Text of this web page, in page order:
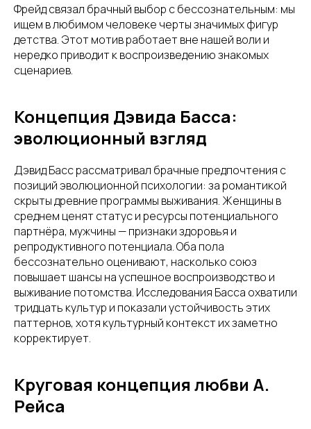
Фрейд связал брачный выбор с бессознательным: мы
ищем в любимом человеке черты значимых фигур
детства. Этот мотив работает вне нашей воли и
нередко приводит к воспроизведению знакомых
сценариев.
Концепция Дэвида Басса:
эволюционный взгляд
Дэвид Басс рассматривал брачные предпочтения с
позиций эволюционной психологии: за романтикой
скрыты древние программы выживания. Женщины в
среднем ценят статус и ресурсы потенциального
партнёра, мужчины — признаки здоровья и
репродуктивного потенциала. Оба пола
бессознательно оценивают, насколько союз
повышает шансы на успешное воспроизводство и
выживание потомства. Исследования Басса охватили
тридцать культур и показали устойчивость этих
паттернов, хотя культурный контекст их заметно
корректирует.
Круговая концепция любви А.
Рейса